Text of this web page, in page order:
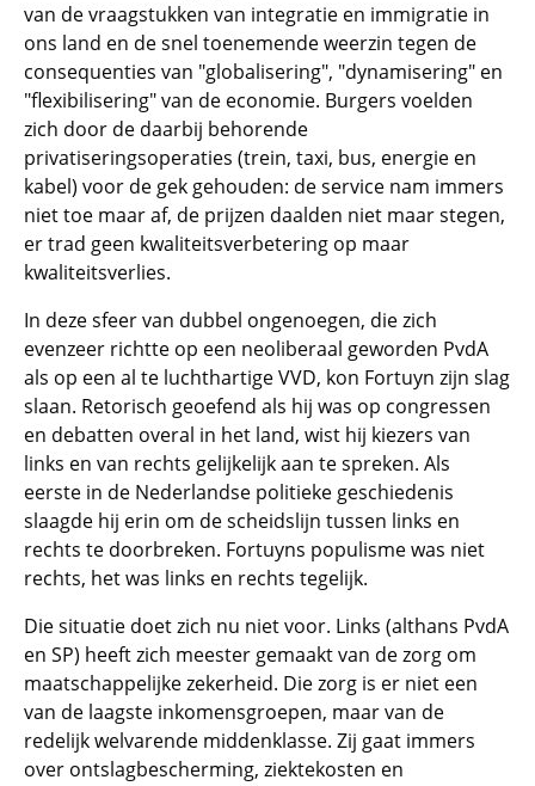
van de vraagstukken van integratie en immigratie in
ons land en de snel toenemende weerzin tegen de
consequenties van "globalisering", "dynamisering" en
"flexibilisering" van de economie. Burgers voelden
zich door de daarbij behorende
privatiseringsoperaties (trein, taxi, bus, energie en
kabel) voor de gek gehouden: de service nam immers
niet toe maar af, de prijzen daalden niet maar stegen,
er trad geen kwaliteitsverbetering op maar
kwaliteitsverlies.
In deze sfeer van dubbel ongenoegen, die zich
evenzeer richtte op een neoliberaal geworden PvdA
als op een al te luchthartige VVD, kon Fortuyn zijn slag
slaan. Retorisch geoefend als hij was op congressen
en debatten overal in het land, wist hij kiezers van
links en van rechts gelijkelijk aan te spreken. Als
eerste in de Nederlandse politieke geschiedenis
slaagde hij erin om de scheidslijn tussen links en
rechts te doorbreken. Fortuyns populisme was niet
rechts, het was links en rechts tegelijk.
Die situatie doet zich nu niet voor. Links (althans PvdA
en SP) heeft zich meester gemaakt van de zorg om
maatschappelijke zekerheid. Die zorg is er niet een
van de laagste inkomensgroepen, maar van de
redelijk welvarende middenklasse. Zij gaat immers
over ontslagbescherming, ziektekosten en